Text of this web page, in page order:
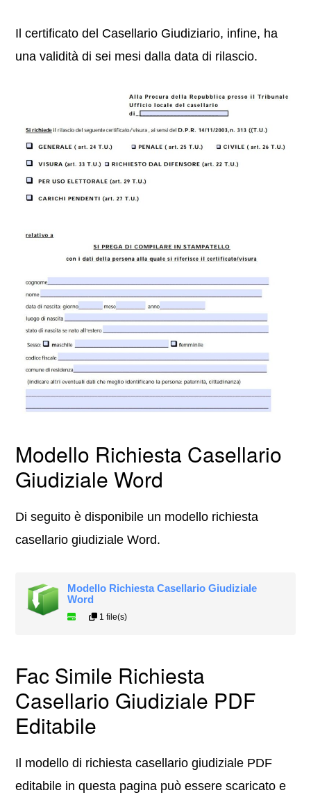
Il certificato del Casellario Giudiziario, infine, ha
una validità di sei mesi dalla data di rilascio.
Modello Richiesta Casellario
Giudiziale Word
Di seguito è disponibile un modello richiesta
casellario giudiziale Word.
Modello Richiesta Casellario Giudiziale
Word
1 file(s)
Fac Simile Richiesta
Casellario Giudiziale PDF
Editabile
Il modello di richiesta casellario giudiziale PDF
editabile in questa pagina può essere scaricato e